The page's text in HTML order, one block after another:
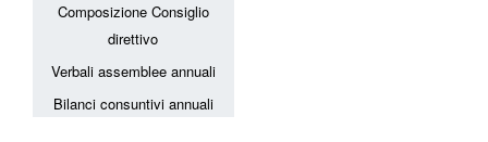
Composizione Consiglio
direttivo
Verbali assemblee annuali
Bilanci consuntivi annuali